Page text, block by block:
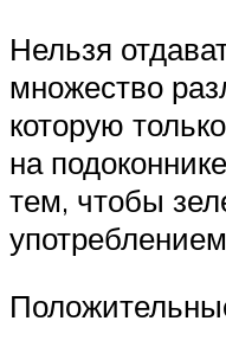
Нельзя
множество
которую
на
тем, чтобы